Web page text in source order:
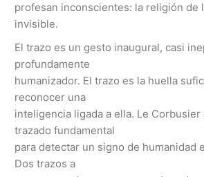
profesan inconscientes: la religión de
invisible.
El trazo es un gesto inaugural, casi
profundamente
humanizador. El trazo es la huella
reconocer una
inteligencia ligada a ella. Le Corbusier
trazado fundamental
para detectar un signo de humanidad
Dos trazos a